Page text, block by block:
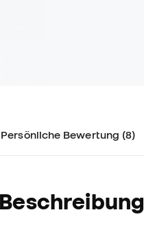
Persönliche Bewertung (8)